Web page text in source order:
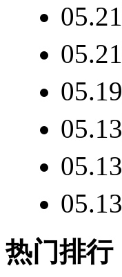
05.21
05.21
05.19
05.13
05.13
05.13
热门排行